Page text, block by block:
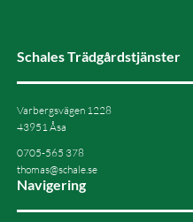
Schales Trädgårdstjänster
Varbergsvägen 1228
43951 Åsa
0705-565 378
thomas@schale.se
Navigering